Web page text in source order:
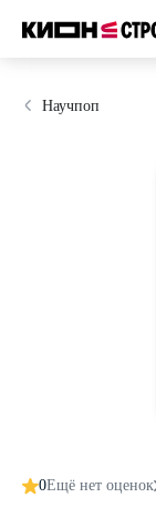
Научпоп
0Ещё нет оценок